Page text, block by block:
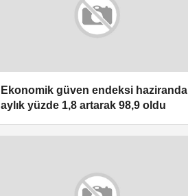
Ekonomik güven endeksi haziranda
aylık yüzde 1,8 artarak 98,9 oldu